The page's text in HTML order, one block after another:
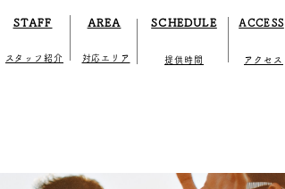
STAFF
​スタッフ紹介
AREA
​対応エリア
SCHEDULE ​ACCESS
アクセス
提供時間